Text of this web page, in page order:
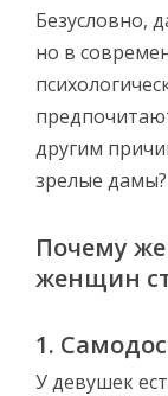
Безусловно,
но в
другим
зрелые дамы?
Почему
женщин
1.
У девушек